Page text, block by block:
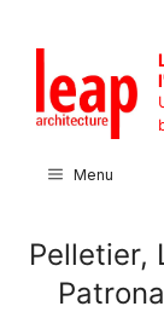
contenu
Menu
Pelletier,